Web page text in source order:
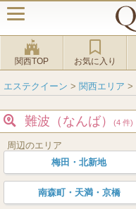
関西TOP お気に入り
エステクイーン > 関西エリア >
難波（なんば） (4 件)
周辺のエリア
梅田・北新地
南森町・天満・京橋